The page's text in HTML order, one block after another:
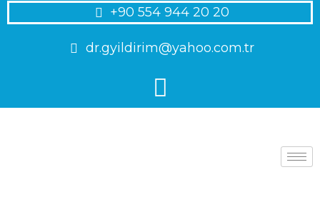
+90 554 944 20 20
dr.gyildirim@yahoo.com.tr